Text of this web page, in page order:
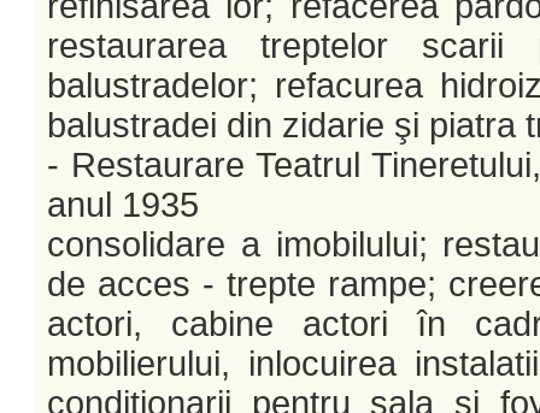
restaurarea treptelor scarii
balustradelor; refacurea
balustradei din zidarie şi piatra
- Restaurare Teatrul
anul 1935
consolidare a imobilului;
de acces - trepte rampe;
actori, cabine actori în
mobilierului, inlocuirea
conditionarii pentru sala şi